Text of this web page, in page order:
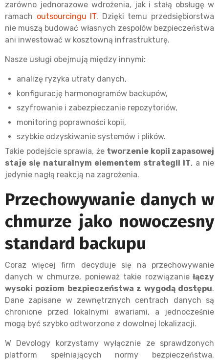
zarówno jednorazowe wdrożenia, jak i stałą obsługę w
ramach outsourcingu IT. Dzięki temu przedsiębiorstwa
nie muszą budować własnych zespołów bezpieczeństwa
ani inwestować w kosztowną infrastrukturę.
Nasze usługi obejmują między innymi:
analizę ryzyka utraty danych,
konfigurację harmonogramów backupów,
szyfrowanie i zabezpieczanie repozytoriów,
monitoring poprawności kopii,
szybkie odzyskiwanie systemów i plików.
Takie podejście sprawia, że tworzenie kopii zapasowej
staje się naturalnym elementem strategii IT, a nie
jedynie nagłą reakcją na zagrożenia.
Przechowywanie danych w
chmurze jako nowoczesny
standard backupu
Coraz więcej firm decyduje się na przechowywanie
danych w chmurze, ponieważ takie rozwiązaniełączy
wysoki poziom bezpieczeństwa z wygodą dostępu.
Dane zapisane w zewnętrznych centrach danych są
chronione przed lokalnymi awariami, a jednocześnie
mogą być szybko odtworzone z dowolnej lokalizacji.
W Devology korzystamy wyłącznie ze sprawdzonych
platform spełniających normy bezpieczeństwa.